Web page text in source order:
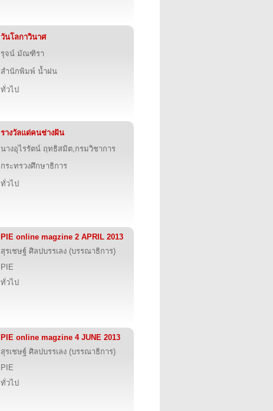
วันโลกาวินาศ
รุจน์ มัณฑิรา
สำนักพิมพ์ น้ำฝน
ทั่วไป
รางวัลแด่คนช่างฝัน
นางอุไรรัตน์ ฤทธิสมิต,กรมวิชาการ
กระทรวงศึกษาธิการ
ทั่วไป
PIE online magzine 2 APRIL 2013
สุรเชษฐ์ ศิลปบรรเลง (บรรณาธิการ)
PIE
ทั่วไป
PIE online magzine 4 JUNE 2013
สุรเชษฐ์ ศิลปบรรเลง (บรรณาธิการ)
PIE
ทั่วไป